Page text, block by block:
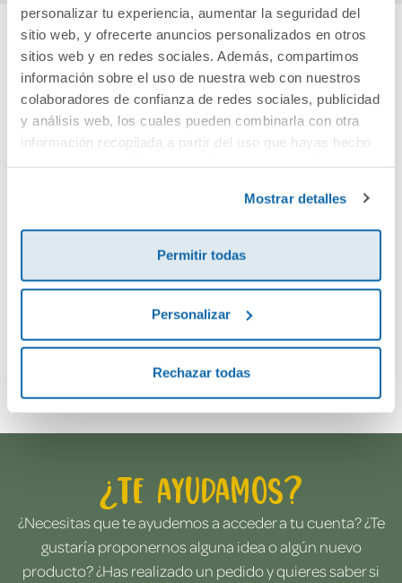
personalizar tu experiencia, aumentar la seguridad del
sitio web, y ofrecerte anuncios personalizados en otros
sitios web y en redes sociales. Además, compartimos
información sobre el uso de nuestra web con nuestros
colaboradores de confianza de redes sociales, publicidad
y análisis web, los cuales pueden combinarla con otra
información recopilada a partir del uso que hayas hecho
Mostrar detalles
Permitir todas
Personalizar
Rechazar todas
Cuéntanos tu opinión
¡Sé el primero en valorar este producto!
Envía tu opinión
¿Te ayudamos?
¿Necesitas que te ayudemos a acceder a tu cuenta? ¿Te
gustaría proponernos alguna idea o algún nuevo
producto? ¿Has realizado un pedido y quieres saber si